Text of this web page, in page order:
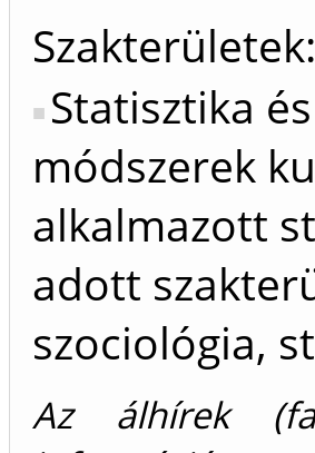
Szakterületek:
Statisztika
módszerek
alkalmazott
adott
szociológia,
Az álhírek